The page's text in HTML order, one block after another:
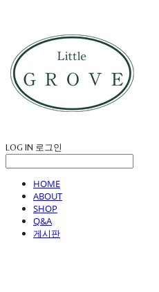
LOG IN 로그인
HOME
ABOUT
SHOP
Q&A
게시판